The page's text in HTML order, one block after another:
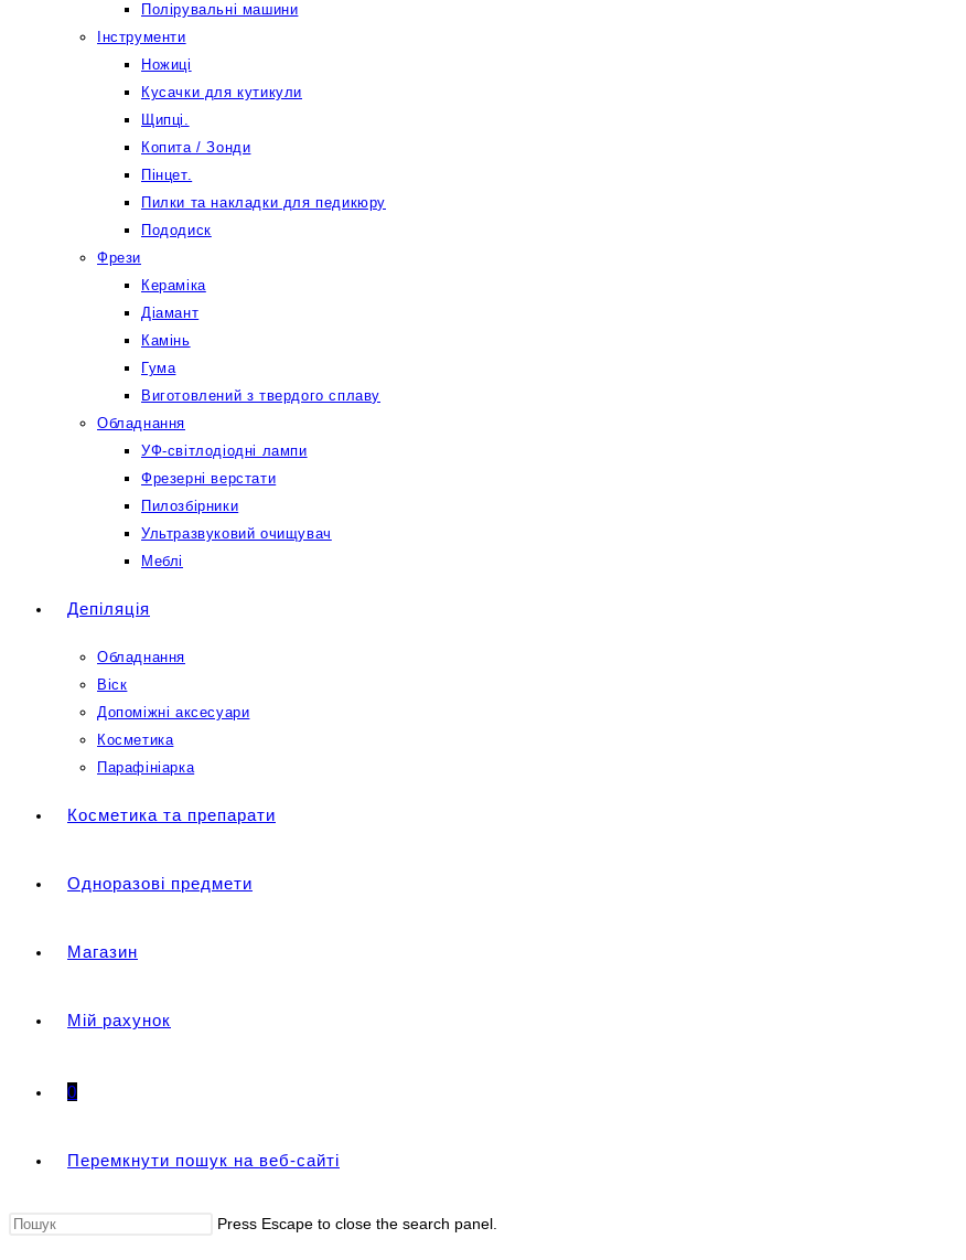
Полірувальні машини
Інструменти
Ножиці
Кусачки для кутикули
Щипці.
Копита / Зонди
Пінцет.
Пилки та накладки для педикюру
Пододиск
Фрези
Кераміка
Діамант
Камінь
Гума
Виготовлений з твердого сплаву
Обладнання
УФ-світлодіодні лампи
Фрезерні верстати
Пилозбірники
Ультразвуковий очищувач
Меблі
Депіляція
Обладнання
Віск
Допоміжні аксесуари
Косметика
Парафініарка
Косметика та препарати
Одноразові предмети
Магазин
Мій рахунок
0
Перемкнути пошук на веб-сайті
Press Escape to close the search panel.